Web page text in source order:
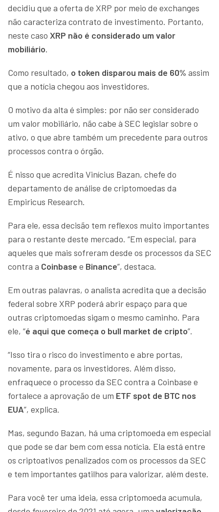
decidiu que a oferta de XRP por meio de exchanges
não caracteriza contrato de investimento. Portanto,
neste caso XRP não é considerado um valor
mobiliário.
Como resultado, o token disparou mais de 60% assim
que a notícia chegou aos investidores.
O motivo da alta é simples: por não ser considerado
um valor mobiliário, não cabe à SEC legislar sobre o
ativo, o que abre também um precedente para outros
processos contra o órgão.
É nisso que acredita Vinícius Bazan, chefe do
departamento de análise de criptomoedas da
Empiricus Research.
Para ele, essa decisão tem reflexos muito importantes
para o restante deste mercado. “Em especial, para
aqueles que mais sofreram desde os processos da SEC
contra a Coinbase e Binance”, destaca.
Em outras palavras, o analista acredita que a decisão
federal sobre XRP poderá abrir espaço para que
outras criptomoedas sigam o mesmo caminho. Para
ele, “é aqui que começa o bull market de cripto”.
“Isso tira o risco do investimento e abre portas,
novamente, para os investidores. Além disso,
enfraquece o processo da SEC contra a Coinbase e
fortalece a aprovação de um ETF spot de BTC nos
EUA”, explica.
Mas, segundo Bazan, há uma criptomoeda em especial
que pode se dar bem com essa notícia. Ela está entre
os criptoativos penalizados com os processos da SEC
e tem importantes gatilhos para valorizar, além deste.
Para você ter uma ideia, essa criptomoeda acumula,